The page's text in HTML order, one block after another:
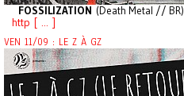
FOSSILIZATION (Death Metal // BR)
http [ ... ]
VEN 11/09 : LE Z À GZ